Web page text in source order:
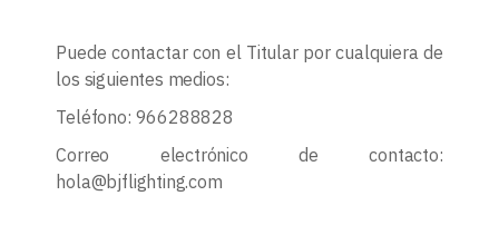
Puede contactar con el Titular por cualquiera de
los siguientes medios:
Teléfono: 966288828
Correo electrónico de contacto:
hola@bjflighting.com